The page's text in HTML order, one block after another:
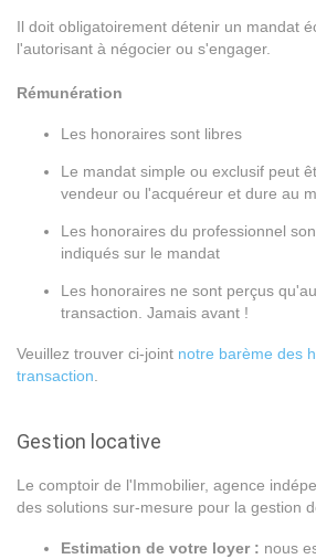
Il doit obligatoirement détenir un mandat
l'autorisant à négocier ou s'engager.
Rémunération
Les honoraires sont libres
Le mandat simple ou exclusif peut
vendeur ou l'acquéreur et dure au
Les honoraires du professionnel
indiqués sur le mandat
Les honoraires ne sont perçus
transaction. Jamais avant !
Veuillez trouver ci-joint notre barème des
transaction
Gestion locative
Le comptoir de l'Immobilier, agence
des solutions sur-mesure pour la gestion
Estimation de votre loyer : nous